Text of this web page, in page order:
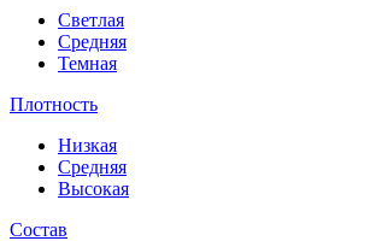
Светлая
Средняя
Темная
Плотность
Низкая
Средняя
Высокая
Состав